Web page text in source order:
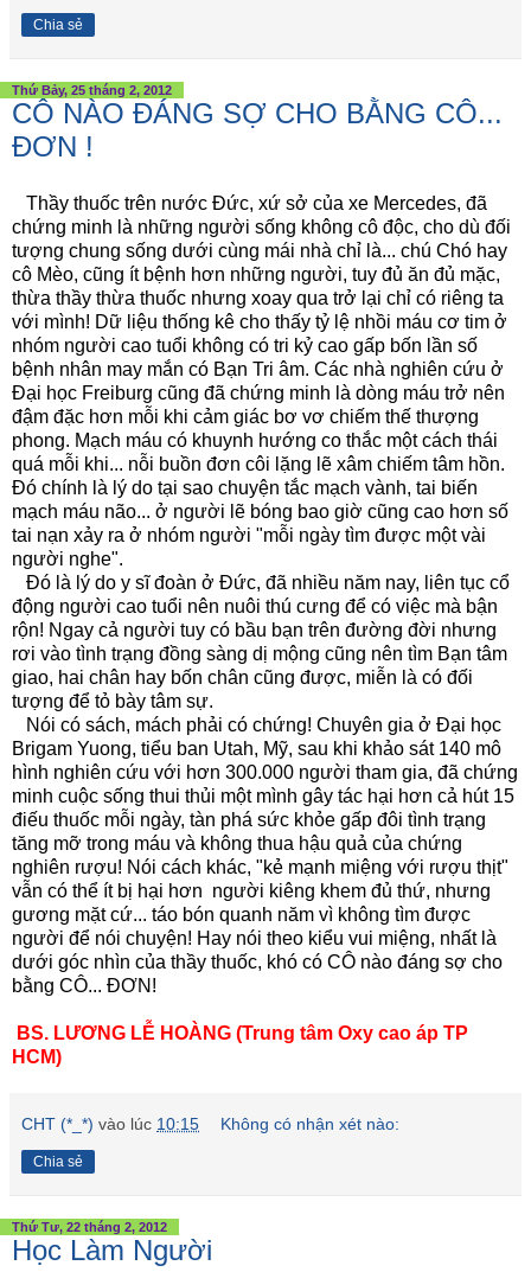
Chia sẻ
Thứ Bảy, 25 tháng 2, 2012
CÔ NÀO ĐÁNG SỢ CHO BẰNG CÔ...
ĐƠN !
Thầy thuốc trên nước Đức, xứ sở của xe Mercedes, đã
chứng minh là những người sống không cô độc, cho dù đối
tượng chung sống dưới cùng mái nhà chỉ là... chú Chó hay
cô Mèo, cũng ít bệnh hơn những người, tuy đủ ăn đủ mặc,
thừa thầy thừa thuốc nhưng xoay qua trở lại chỉ có riêng ta
với mình! Dữ liệu thống kê cho thấy tỷ lệ nhồi máu cơ tim ở
nhóm người cao tuổi không có tri kỷ cao gấp bốn lần số
bệnh nhân may mắn có Bạn Tri âm. Các nhà nghiên cứu ở
Đại học Freiburg cũng đã chứng minh là dòng máu trở nên
đậm đặc hơn mỗi khi cảm giác bơ vơ chiếm thế thượng
phong. Mạch máu có khuynh hướng co thắc một cách thái
quá mỗi khi... nỗi buồn đơn côi lặng lẽ xâm chiếm tâm hồn.
Đó chính là lý do tại sao chuyện tắc mạch vành, tai biến
mạch máu não... ở người lẽ bóng bao giờ cũng cao hơn số
tai nạn xảy ra ở nhóm người "mỗi ngày tìm được một vài
người nghe".
Đó là lý do y sĩ đoàn ở Đức, đã nhiều năm nay, liên tục cổ
động người cao tuổi nên nuôi thú cưng để có việc mà bận
rộn! Ngay cả người tuy có bầu bạn trên đường đời nhưng
rơi vào tình trạng đồng sàng dị mộng cũng nên tìm Bạn tâm
giao, hai chân hay bốn chân cũng được, miễn là có đối
tượng để tỏ bày tâm sự.
Nói có sách, mách phải có chứng! Chuyên gia ở Đại học
Brigam Yuong, tiểu ban Utah, Mỹ, sau khi khảo sát 140 mô
hình nghiên cứu với hơn 300.000 người tham gia, đã chứng
minh cuộc sống thui thủi một mình gây tác hại hơn cả hút 15
điếu thuốc mỗi ngày, tàn phá sức khỏe gấp đôi tình trạng
tăng mỡ trong máu và không thua hậu quả của chứng
nghiên rượu! Nói cách khác, "kẻ mạnh miệng với rượu thịt"
vẫn có thể ít bị hại hơn người kiêng khem đủ thứ, nhưng
gương mặt cứ... táo bón quanh năm vì không tìm được
người để nói chuyện! Hay nói theo kiểu vui miệng, nhất là
dưới góc nhìn của thầy thuốc, khó có CÔ nào đáng sợ cho
bằng CÔ... ĐƠN!
BS. LƯƠNG LỄ HOÀNG (Trung tâm Oxy cao áp TP
HCM)
CHT (*_*) vào lúc 10:15 Không có nhận xét nào:
Chia sẻ
Thứ Tư, 22 tháng 2, 2012
Học Làm Người